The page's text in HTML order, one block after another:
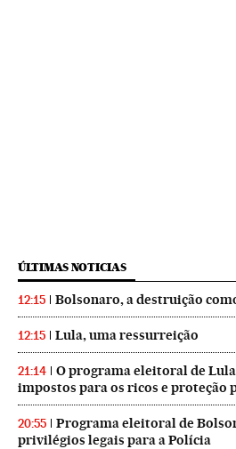
ÚLTIMAS NOTICIAS
12:15 Bolsonaro, a destruição
12:15 Lula, uma ressurreição
21:14
O programa eleitoral de
impostos para os ricos e proteção
20:55
Programa eleitoral de
privilégios legais para a Polícia